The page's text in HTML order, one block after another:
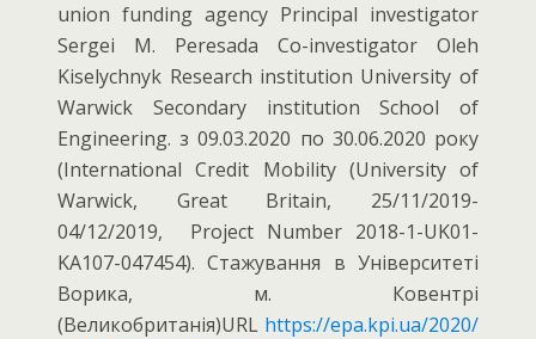
union funding agency Principal investigator
Sergei M. Peresada Co-investigator Oleh
Kiselychnyk Research institution University of
Warwick Secondary institution School of
Engineering. з 09.03.2020 по 30.06.2020 року
(International Credit Mobility (University of
Warwick, Great Britain, 25/11/2019-
04/12/2019, Project Number 2018-1-UK01-
KA107-047454). Стажування в Університеті
Ворика, м. Ковентрі
(Великобританія)URL https://epa.kpi.ua/2020/